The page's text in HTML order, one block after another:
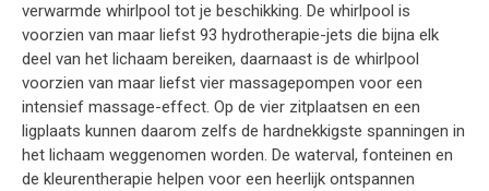
verwarmde whirlpool tot je beschikking. De whirlpool is
voorzien van maar liefst 93 hydrotherapie-jets die bijna elk
deel van het lichaam bereiken, daarnaast is de whirlpool
voorzien van maar liefst vier massagepompen voor een
intensief massage-effect. Op de vier zitplaatsen en een
ligplaats kunnen daarom zelfs de hardnekkigste spanningen in
het lichaam weggenomen worden. De waterval, fonteinen en
de kleurentherapie helpen voor een heerlijk ontspannen